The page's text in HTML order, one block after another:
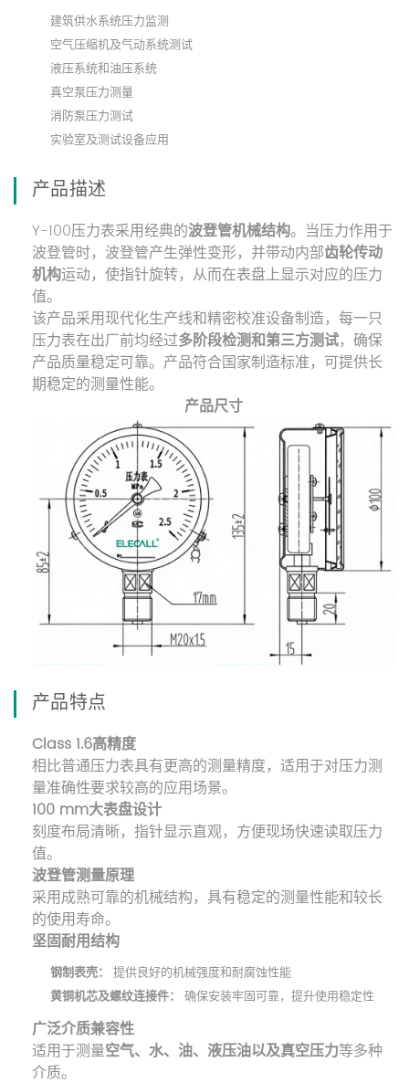
建筑供水系统压力监测
空气压缩机及气动系统测试
液压系统和油压系统
真空泵压力测量
消防泵压力测试
实验室及测试设备应用
产品描述
Y-100压力表采用经典的波登管机械结构。当压力作用于
波登管时，波登管产生弹性变形，并带动内部齿轮传动
机构运动，使指针旋转，从而在表盘上显示对应的压力
值。
该产品采用现代化生产线和精密校准设备制造，每一只
压力表在出厂前均经过多阶段检测和第三方测试，确保
产品质量稳定可靠。产品符合国家制造标准，可提供长
期稳定的测量性能。
产品尺寸
产品特点
Class 1.6高精度
相比普通压力表具有更高的测量精度，适用于对压力测
量准确性要求较高的应用场景。
100 mm大表盘设计
刻度布局清晰，指针显示直观，方便现场快速读取压力
值。
波登管测量原理
采用成熟可靠的机械结构，具有稳定的测量性能和较长
的使用寿命。
坚固耐用结构
钢制表壳： 提供良好的机械强度和耐腐蚀性能
黄铜机芯及螺纹连接件： 确保安装牢固可靠，提升使用稳定性
广泛介质兼容性
适用于测量空气、水、油、液压油以及真空压力等多种
介质。